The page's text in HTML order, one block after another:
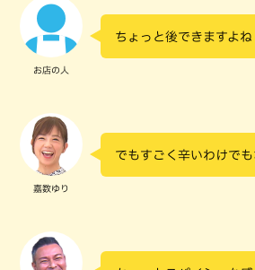
お店の人
ちょっと後できますよね
嘉数ゆり
でもすごく辛いわけで